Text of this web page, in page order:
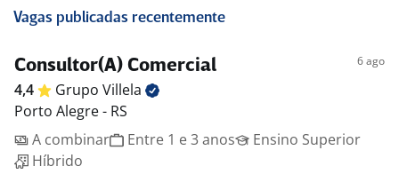
Vagas publicadas recentemente
Consultor(A) Comercial 6 ago
4,4 Grupo Villela
Porto Alegre - RS
A combinar
Entre 1 e 3 anos
Ensino Superior
Híbrido